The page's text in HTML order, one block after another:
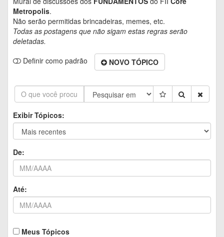
Metropolis.
Não serão permitidas brincadeiras, memes, etc.
Todas as postagens que não sigam estas regras serão
deletadas.
Definir como padrão
NOVO TÓPICO
Exibir Tópicos:
De:
Até:
Meus Tópicos